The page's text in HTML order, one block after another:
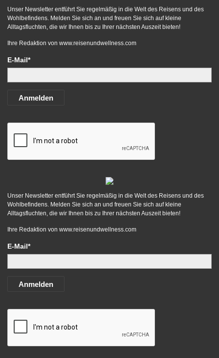
Unser Newsletter entführt Sie regelmäßig in die Welt des Reisens und des
Wohlbefindens. Melden Sie sich an und freuen Sie sich auf kleine
Alltagsfluchten, die wir Ihnen bis zu Ihrer nächsten Auszeit bieten!
Ihre Redaktion von www.reisenundwellness.com
E-Mail*
Anmelden
Unser Newsletter entführt Sie regelmäßig in die Welt des Reisens und des
Wohlbefindens. Melden Sie sich an und freuen Sie sich auf kleine
Alltagsfluchten, die wir Ihnen bis zu Ihrer nächsten Auszeit bieten!
Ihre Redaktion von www.reisenundwellness.com
E-Mail*
Anmelden